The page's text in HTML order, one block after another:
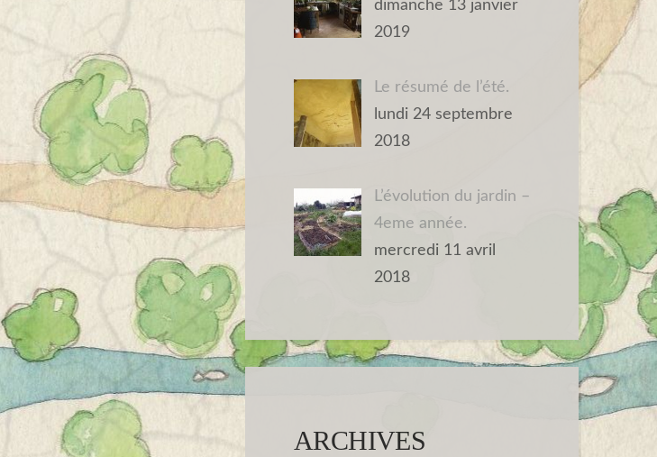
dimanche 13 janvier
2019
Le résumé de l’été.
lundi 24 septembre
2018
L’évolution du jardin –
4eme année.
mercredi 11 avril
2018
ARCHIVES